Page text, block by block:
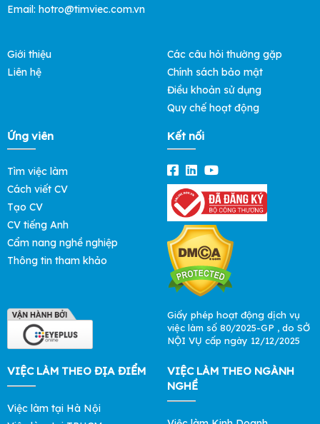
Email: hotro@timviec.com.vn
Giới thiệu
Liên hệ
Các câu hỏi thường gặp
Chính sách bảo mật
Điều khoản sử dụng
Quy chế hoạt động
Ứng viên
Tìm việc làm
Cách viết CV
Tạo CV
CV tiếng Anh
Cẩm nang nghề nghiệp
Thông tin tham khảo
Kết nối
Giấy phép hoạt động dịch vụ
việc làm số 80/2025-GP , do SỞ
NỘI VỤ cấp ngày 12/12/2025
VIỆC LÀM THEO ĐỊA ĐIỂM
Việc làm tại Hà Nội
VIỆC LÀM THEO NGÀNH
NGHỀ